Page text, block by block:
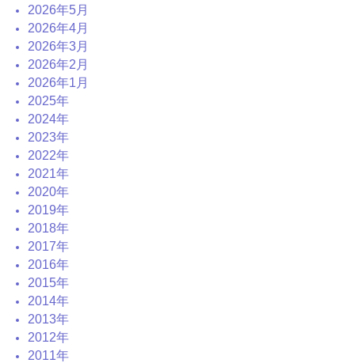
2026年5月
2026年4月
2026年3月
2026年2月
2026年1月
2025年
2024年
2023年
2022年
2021年
2020年
2019年
2018年
2017年
2016年
2015年
2014年
2013年
2012年
2011年